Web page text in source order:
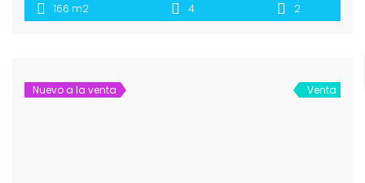
166 m2 4 2
Nuevo a la venta Venta